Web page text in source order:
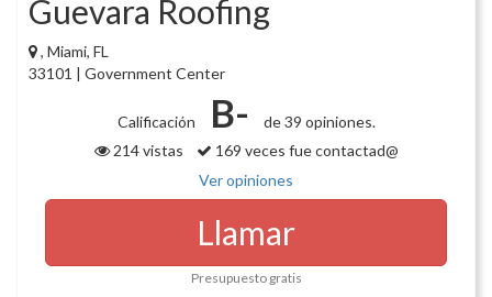
Guevara Roofing
, Miami, FL
33101 | Government Center
Calificación B-
de 39 opiniones.
214 vistas
169 veces fue contactad@
Ver opiniones
Llamar
Presupuesto gratis